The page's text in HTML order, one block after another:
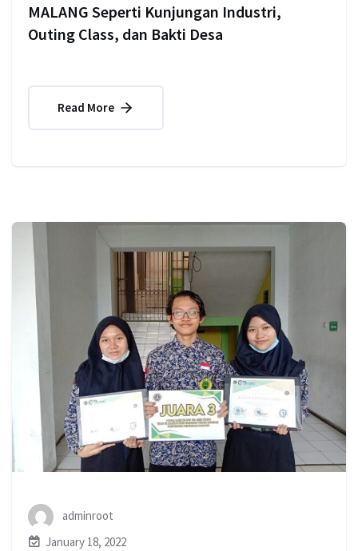
MALANG Seperti Kunjungan Industri,
Outing Class, dan Bakti Desa
Read More
adminroot
January 18, 2022